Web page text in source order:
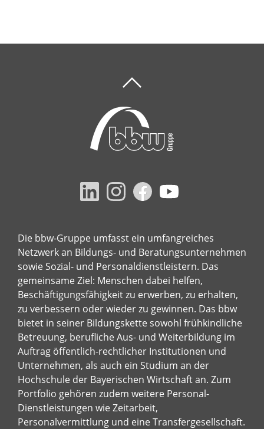
Die bbw-Gruppe umfasst ein umfangreiches
Netzwerk an Bildungs- und Beratungsunternehmen
sowie Sozial- und Personaldienstleistern. Das
gemeinsame Ziel: Menschen dabei helfen,
Beschäftigungsfähigkeit zu erwerben, zu erhalten,
zu verbessern oder wieder zu gewinnen. Das bbw
bietet in seiner Bildungskette sowohl frühkindliche
Betreuung, berufliche Aus- und Weiterbildung im
Auftrag öffentlich-rechtlicher Institutionen und
Unternehmen, als auch ein Studium an der
Hochschule der Bayerischen Wirtschaft an. Zum
Portfolio gehören zudem weitere Personal-
Dienstleistungen wie Zeitarbeit,
Personalvermittlung und eine Transfergesellschaft.